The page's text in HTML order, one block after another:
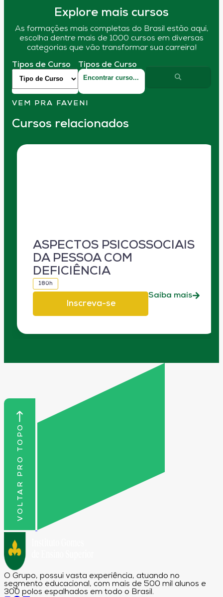
Explore mais cursos
As formações mais completas do Brasil estão aqui,
escolha dentre mais de 1000 cursos em diversas
categorias que vão transformar sua carreira!
Tipos de Curso Tipos de Curso
VEM PRA FAVENI
Cursos relacionados
ASPECTOS PSICOSSOCIAIS
DA PESSOA COM
DEFICIÊNCIA
180h
Inscreva-se
Saiba mais
VOLTAR PRO TOPO
O Grupo, possui vasta experiência, atuando no
segmento educacional, com mais de 500 mil alunos e
300 polos espalhados em todo o Brasil.